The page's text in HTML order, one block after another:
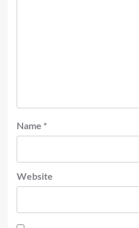
Name *
Website